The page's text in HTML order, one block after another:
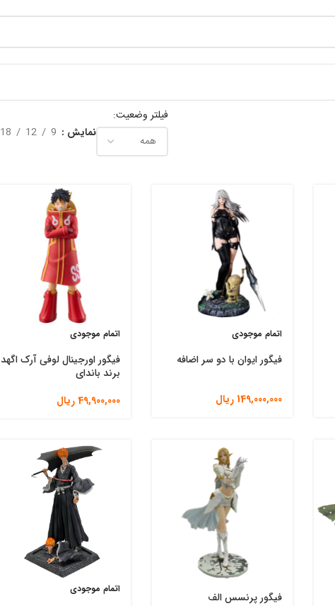
فیلتر وضعیت:
نمایش 9
12
18
اتمام موجودی
فیگور ایوان با دو سر اضافه
149,000,000 ریال
اتمام موجودی
فیگور اورجینال لوفی آرک اگهد
برند باندای
49,900,000ریال
فیگور پرنسس الف
اتمام موجودی